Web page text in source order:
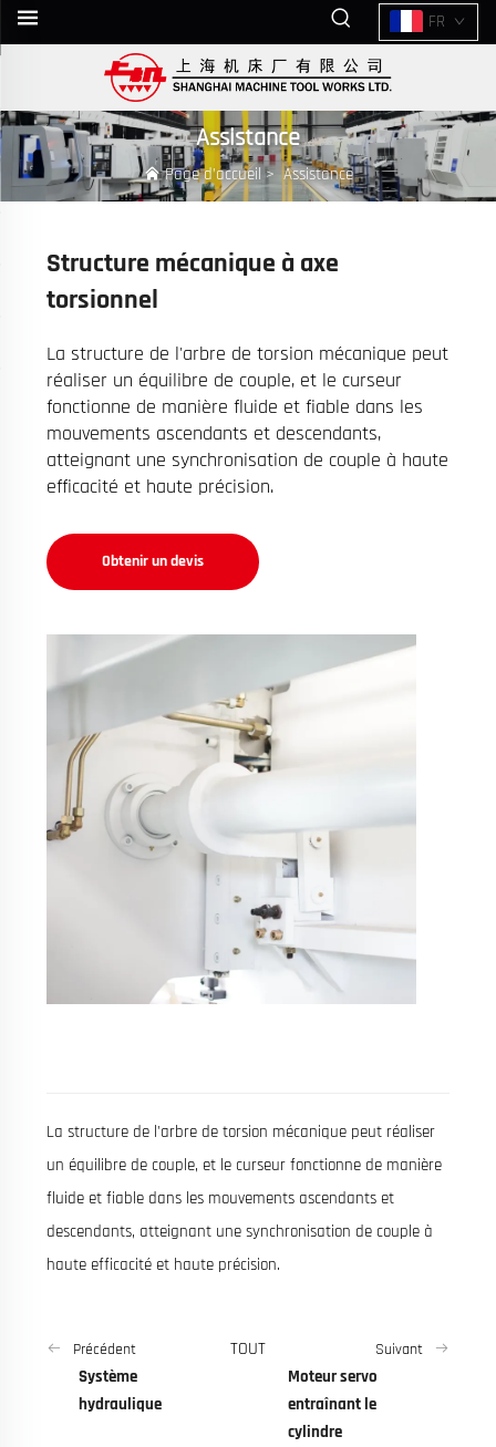
FR
Assistance
Page d’accueil > Assistance
Structure mécanique à axe
torsionnel
La structure de l'arbre de torsion mécanique peut
réaliser un équilibre de couple, et le curseur
fonctionne de manière fluide et fiable dans les
mouvements ascendants et descendants,
atteignant une synchronisation de couple à haute
efficacité et haute précision.
Obtenir un devis
La structure de l'arbre de torsion mécanique peut réaliser
un équilibre de couple, et le curseur fonctionne de manière
fluide et fiable dans les mouvements ascendants et
descendants, atteignant une synchronisation de couple à
haute efficacité et haute précision.
Précédent
Système
hydraulique
TOUT Suivant
Moteur servo
entraînant le
cylindre